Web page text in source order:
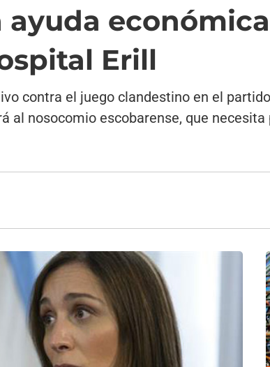
económica
Erill
contra el juego clandestino en el
al nosocomio escobarense, que